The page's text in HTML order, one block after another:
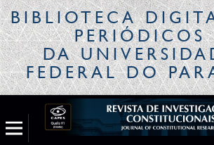
BIBLIOTECA
PERIÓDICOS
DA
FEDERAL DO